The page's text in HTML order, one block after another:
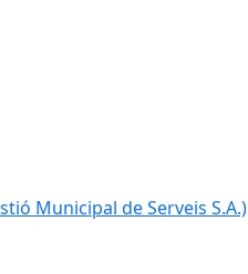
Municipal de Serveis S.A.)